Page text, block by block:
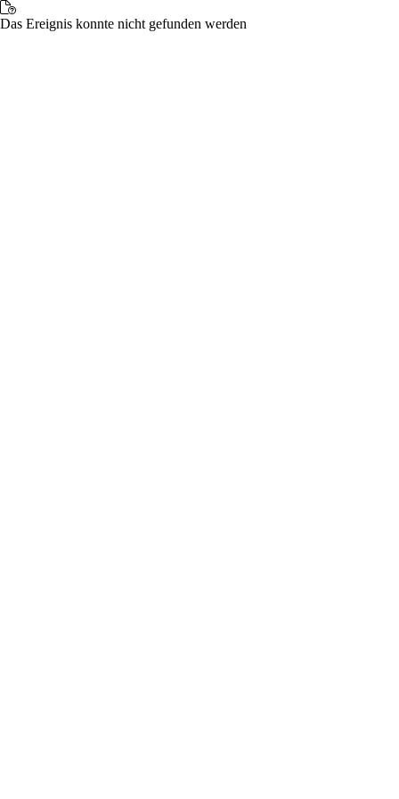
Das Ereignis konnte nicht gefunden werden